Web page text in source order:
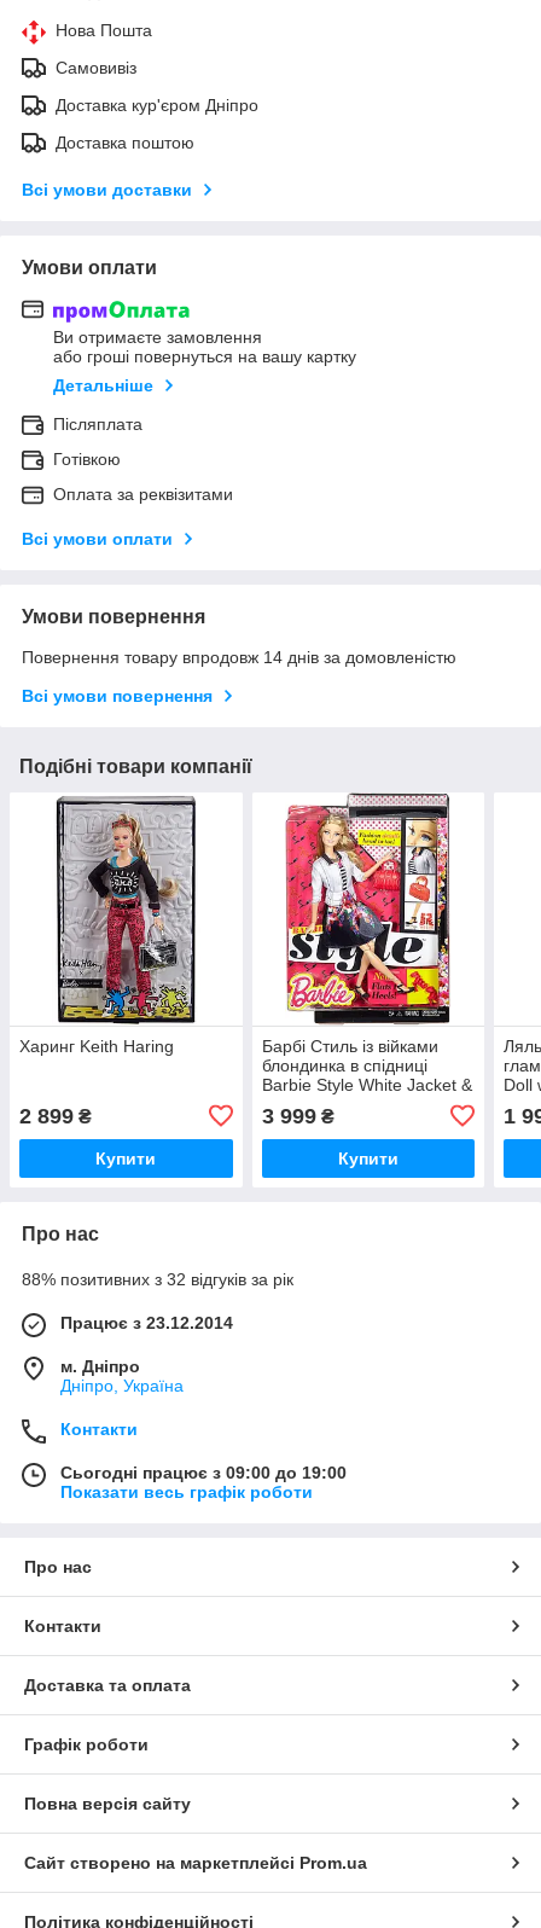
Нова Пошта
Самовивіз
Доставка кур'єром Дніпро
Доставка поштою
Всі умови доставки
Умови оплати
Ви отримаєте замовлення
або гроші повернуться на вашу картку
Детальніше
Післяплата
Готівкою
Оплата за реквізитами
Всі умови оплати
Умови повернення
Повернення товару впродовж 14 днів за домовленістю
Всі умови повернення
Подібні товари компанії
Харинг Keith Haring
2 899 ₴
Купити
Барбі Стиль із війками
блондинка в спідниці
Barbie Style White Jacket &
3 999₴
Купити
Doll
1
Про нас
88% позитивних з 32 відгуків за рік
Працює з 23.12.2014
м. Дніпро
Дніпро, Україна
Контакти
Сьогодні працює з 09:00 до 19:00
Показати весь графік роботи
Про нас
Контакти
Доставка та оплата
Графік роботи
Повна версія сайту
Сайт створено на маркетплейсі Prom.ua
Політика конфіденційності